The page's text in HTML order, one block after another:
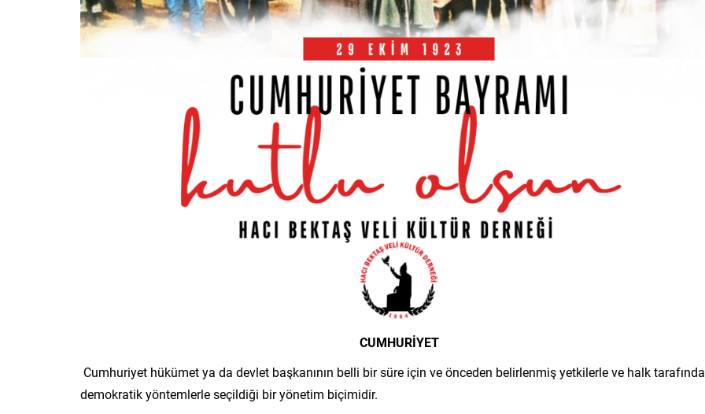
CUMHURİYET
Cumhuriyet hükümet ya da devlet başkanının belli bir süre için ve önceden belirlenmiş yetkilerle ve halk
demokratik yöntemlerle seçildiği bir yönetim biçimidir.